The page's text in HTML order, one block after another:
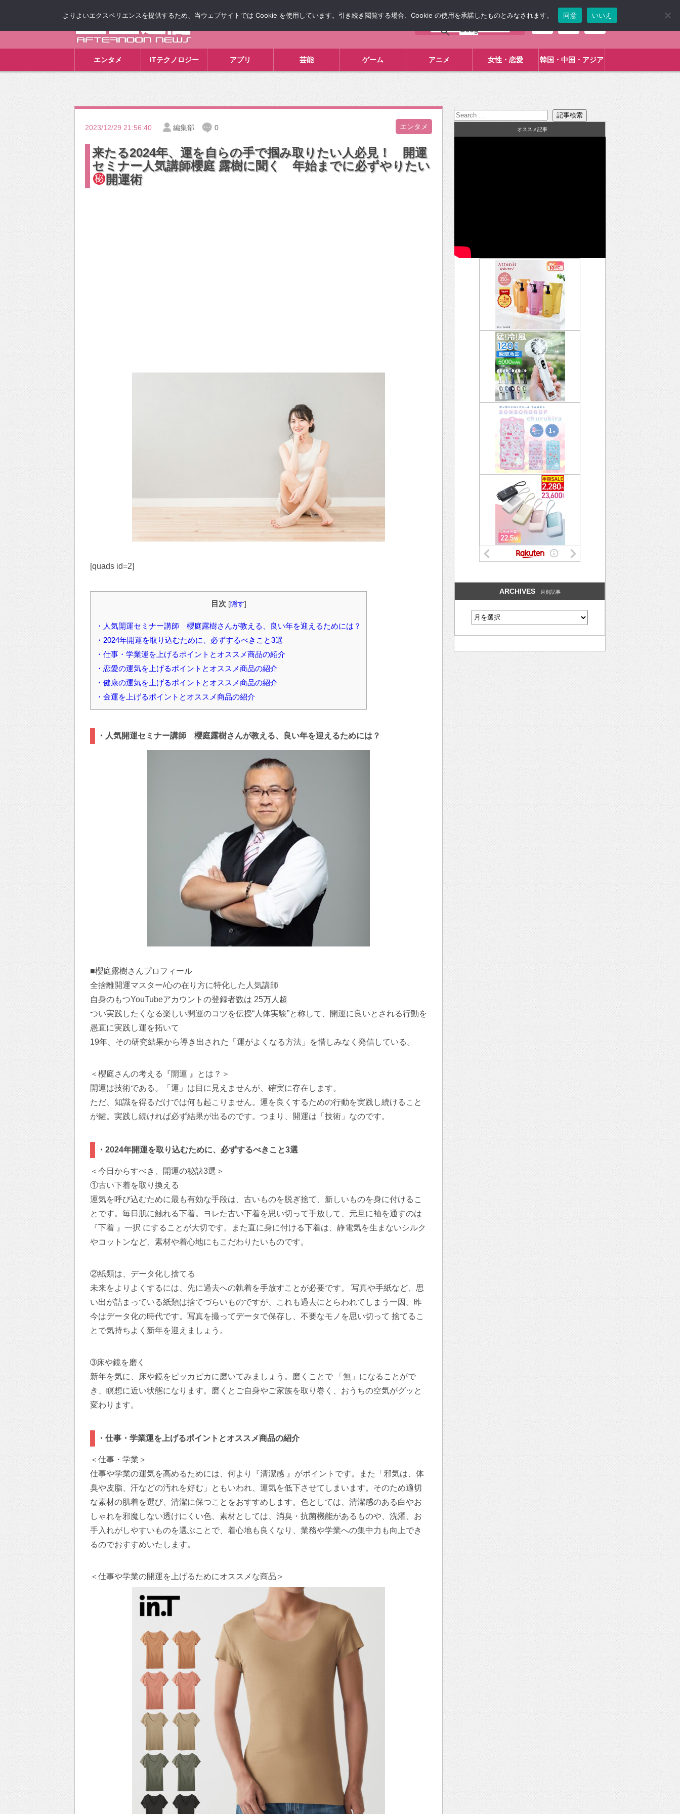
エンタメ ITテクノロジー アプリ 芸能 ゲーム アニメ 女性・恋愛 韓国・中国・アジア
2023/12/29 21:56:40 編集部 0 エンタメ
来たる2024年、運を自らの手で掴み取りたい人必見！ 開運
セミナー人気講師櫻庭 露樹に聞く 年始までに必ずやりたい
開運術
[quads id=2]
目次 [隠す]
・人気開運セミナー講師 櫻庭露樹さんが教える、良い年を迎えるためには？
・2024年開運を取り込むために、必ずするべきこと3選
・仕事・学業運を上げるポイントとオススメ商品の紹介
・恋愛の運気を上げるポイントとオススメ商品の紹介
・健康の運気を上げるポイントとオススメ商品の紹介
・金運を上げるポイントとオススメ商品の紹介
・人気開運セミナー講師 櫻庭露樹さんが教える、良い年を迎えるためには？
■櫻庭露樹さんプロフィール
全捨離開運マスター/心の在り方に特化した人気講師
自身のもつYouTubeアカウントの登録者数は 25万人超
つい実践したくなる楽しい開運のコツを伝授“人体実験”と称して、開運に良いとされる行動を
愚直に実践し運を拓いて
19年、その研究結果から導き出された「運がよくなる方法」を惜しみなく発信している。
＜櫻庭さんの考える『開運 』とは？＞
開運は技術である。「運」は目に見えませんが、確実に存在します。
ただ、知識を得るだけでは何も起こりません。運を良くするための行動を実践し続けること
が鍵。実践し続ければ必ず結果が出るのです。つまり、開運は「技術」なのです。
・2024年開運を取り込むために、必ずするべきこと3選
＜今日からすべき、開運の秘訣3選＞
①古い下着を取り換える
運気を呼び込むために最も有効な手段は、古いものを脱ぎ捨て、新しいものを身に付けるこ
とです。毎日肌に触れる下着。ヨレた古い下着を思い切って手放して、元旦に袖を通すのは
『下着 』一択 にすることが大切です。また直に身に付ける下着は、静電気を生まないシルク
やコットンなど、素材や着心地にもこだわりたいものです。
②紙類は、データ化し捨てる
未来をよりよくするには、先に過去への執着を手放すことが必要です。 写真や手紙など、思
い出が詰まっている紙類は捨てづらいものですが、これも過去にとらわれてしまう一因。昨
今はデータ化の時代です。写真を撮ってデータで保存し、不要なモノを思い切って 捨てるこ
とで気持ちよく新年を迎えましょう。
➂床や鏡を磨く
新年を気に、床や鏡をピッカピカに磨いてみましょう。磨くことで 「無」になることがで
き、瞑想に近い状態になります。磨くとご自身やご家族を取り巻く、おうちの空気がグッと
変わります。
・仕事・学業運を上げるポイントとオススメ商品の紹介
＜仕事・学業＞
仕事や学業の運気を高めるためには、何より『清潔感 』がポイントです。また「邪気は、体
臭や皮脂、汗などの汚れを好む」ともいわれ、運気を低下させてしまいます。そのため適切
な素材の肌着を選び、清潔に保つことをおすすめします。色としては、清潔感のある白やお
しゃれを邪魔しない透けにくい色、素材としては、消臭・抗菌機能があるものや、洗濯、お
手入れがしやすいものを選ぶことで、着心地も良くなり、業務や学業への集中力も向上でき
るのでおすすめいたします。
＜仕事や学業の開運を上げるためにオススメな商品＞
:
オススメ記事
ARCHIVES 月別記事
よりよいエクスペリエンスを提供するため、当ウェブサイトでは Cookie を使用しています。引き続き閲覧する場合、Cookie の使用を承諾したものとみなされます。 同意 いいえ